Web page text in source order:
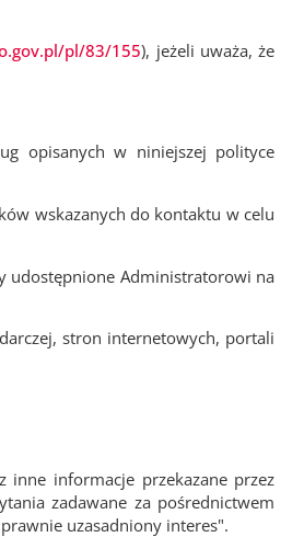
pl/83/155), jeżeli uważa, że
opisanych w niniejszej polityce
wskazanych do kontaktu w celu
udostępnione Administratorowi na
stron internetowych, portali
informacje przekazane przez
zadawane za pośrednictwem
uzasadniony interes".